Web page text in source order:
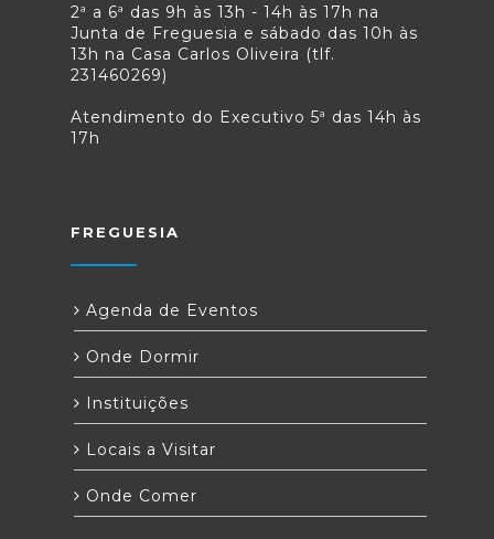
2ª a 6ª das 9h às 13h - 14h às 17h na
Junta de Freguesia e sábado das 10h às
13h na Casa Carlos Oliveira (tlf.
231460269)
Atendimento do Executivo 5ª das 14h às
17h
FREGUESIA
Agenda de Eventos
Onde Dormir
Instituições
Locais a Visitar
Onde Comer